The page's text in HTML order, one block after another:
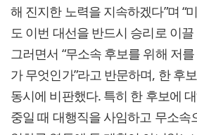
해 진지한 노력을 지속하겠다”며 “
도 이번 대선을 반드시 승리로 이
그러면서 “무소속 후보를 위해 저
가 무엇인가”라고 반문하며, 한 후
동시에 비판했다. 특히 한 후보에
중일 때 대행직을 사임하고 무소속